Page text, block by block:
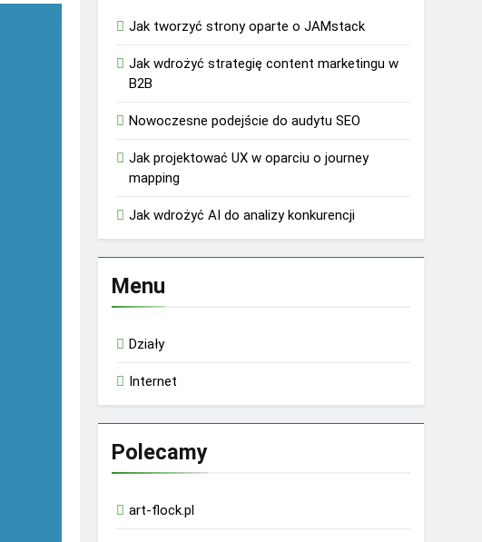
Jak tworzyć strony oparte o JAMstack
Jak wdrożyć strategię content marketingu w
B2B
Nowoczesne podejście do audytu SEO
Jak projektować UX w oparciu o journey
mapping
Jak wdrożyć AI do analizy konkurencji
Menu
Działy
Internet
Polecamy
art-flock.pl